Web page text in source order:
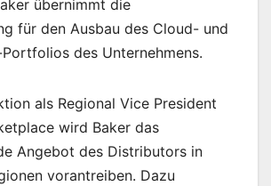
übernimmt die
für den Ausbau des Cloud- und
des Unternehmens.
als Regional Vice President
wird Baker das
Angebot des Distributors in
vorantreiben. Dazu